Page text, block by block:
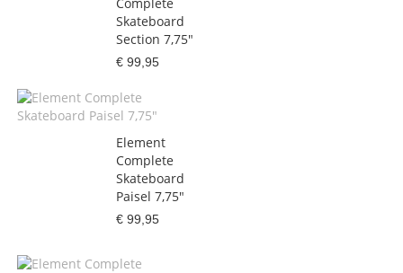
Skateboard
Section 7,75"
€ 99,95
Element
Complete
Skateboard
Paisel 7,75"
€ 99,95